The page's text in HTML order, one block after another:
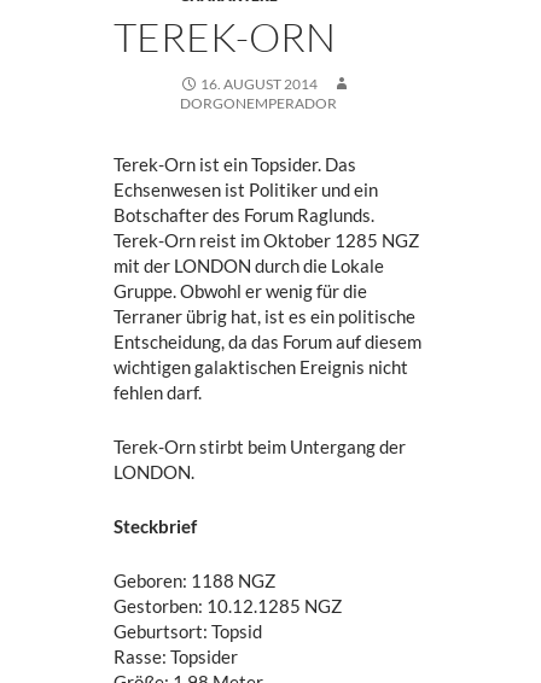
TEREK-ORN
16. AUGUST 2014
DORGONEMPERADOR
Terek-Orn ist ein Topsider. Das
Echsenwesen ist Politiker und ein
Botschafter des Forum Raglunds.
Terek-Orn reist im Oktober 1285 NGZ
mit der LONDON durch die Lokale
Gruppe. Obwohl er wenig für die
Terraner übrig hat, ist es ein politische
Entscheidung, da das Forum auf diesem
wichtigen galaktischen Ereignis nicht
fehlen darf.
Terek-Orn stirbt beim Untergang der
LONDON.
Steckbrief
Geboren: 1188 NGZ
Gestorben: 10.12.1285 NGZ
Geburtsort: Topsid
Rasse: Topsider